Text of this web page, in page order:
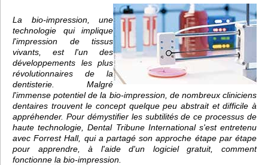
La bio-impression, une
technologie qui implique
l'impression de tissus
vivants, est l'un des
développements les plus
révolutionnaires de la
dentisterie. Malgré
l'immense potentiel de la bio-impression, de nombreux cliniciens
dentaires trouvent le concept quelque peu abstrait et difficile à
appréhender. Pour démystifier les subtilités de ce processus de
haute technologie, Dental Tribune International s'est entretenu
avec Forrest Hall, qui a partagé son approche étape par étape
pour apprendre, à l'aide d'un logiciel gratuit, comment
fonctionne la bio-impression.